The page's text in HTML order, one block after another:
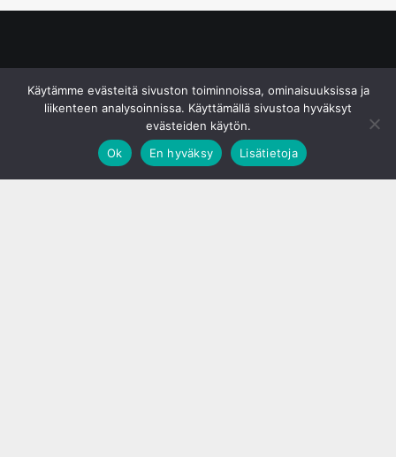
Käytämme evästeitä sivuston toiminnoissa, ominaisuuksissa ja
liikenteen analysoinnissa. Käyttämällä sivustoa hyväksyt
evästeiden käytön.
Ok
En hyväksy Lisätietoja